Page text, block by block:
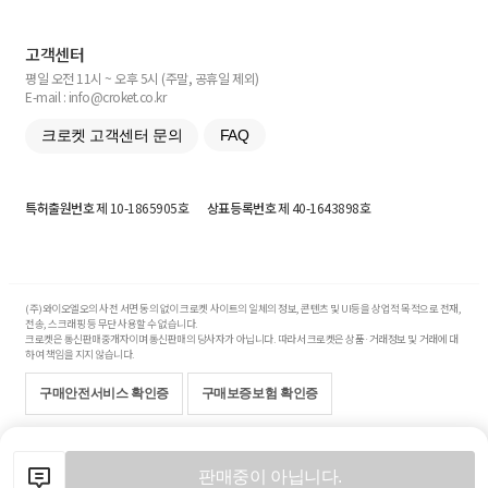
판매중이 아닙니다.
고객센터
평일 오전 11시 ~ 오후 5시 (주말, 공휴일 제외)
E-mail : info@croket.co.kr
크로켓 고객센터 문의 FAQ
특허출원번호제 10-1865905호 상표등록번호제 40-1643898호
(주)와이오엘오의 사전 서면 동의 없이 크로켓 사이트의 일체의 정보, 콘텐츠 및 UI등을 상업적 목적으로 전재,
전송, 스크래핑 등 무단 사용할 수 없습니다.
크로켓은 통신판매중개자이며 통신판매의 당사자가 아닙니다. 따라서 크로켓은 상품·거래정보 및 거래에 대
하여 책임을 지지 않습니다.
구매안전서비스 확인증 구매보증보험 확인증